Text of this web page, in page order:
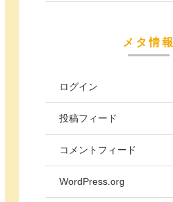
メタ情報
ログイン
投稿フィード
コメントフィード
WordPress.org